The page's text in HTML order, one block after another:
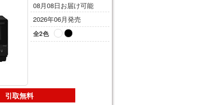
08月08日お届け可能
2026年06月発売
全2色
引取無料